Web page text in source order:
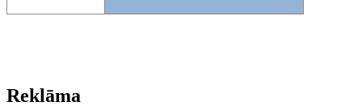
Reklāma